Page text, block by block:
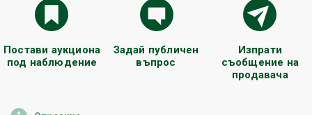
Постави аукциона
под наблюдение
Задай публичен
въпрос
Изпрати
съобщение на
продавача